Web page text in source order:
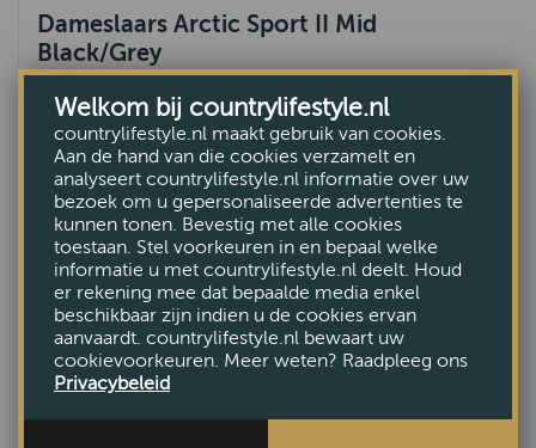
Dameslaars Arctic Sport II Mid
Black/Grey
VAN €149,-
VOOR €134,-
Welkom bij countrylifestyle.nl
countrylifestyle.nl maakt gebruik van cookies.
Aan de hand van die cookies verzamelt en
analyseert countrylifestyle.nl informatie over uw
bezoek om u gepersonaliseerde advertenties te
kunnen tonen. Bevestig met alle cookies
toestaan. Stel voorkeuren in en bepaal welke
informatie u met countrylifestyle.nl deelt. Houd
er rekening mee dat bepaalde media enkel
beschikbaar zijn indien u de cookies ervan
aanvaardt. countrylifestyle.nl bewaart uw
cookievoorkeuren. Meer weten? Raadpleeg ons
Privacybeleid